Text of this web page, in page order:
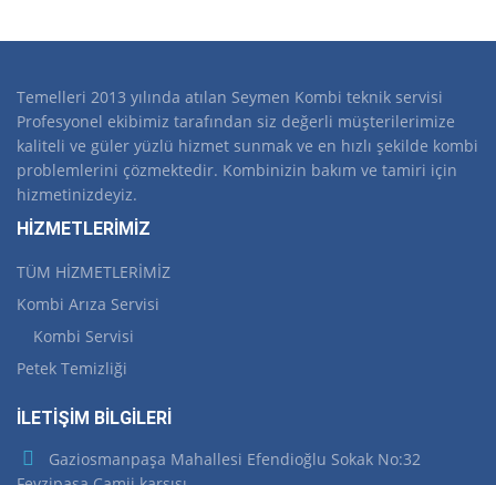
Temelleri 2013 yılında atılan Seymen Kombi teknik servisi
Profesyonel ekibimiz tarafından siz değerli müşterilerimize
kaliteli ve güler yüzlü hizmet sunmak ve en hızlı şekilde kombi
problemlerini çözmektedir. Kombinizin bakım ve tamiri için
hizmetinizdeyiz.
HİZMETLERİMİZ
TÜM HİZMETLERİMİZ
Kombi Arıza Servisi
Kombi Servisi
Petek Temizliği
İLETİŞİM BİLGİLERİ
Gaziosmanpaşa Mahallesi Efendioğlu Sokak No:32